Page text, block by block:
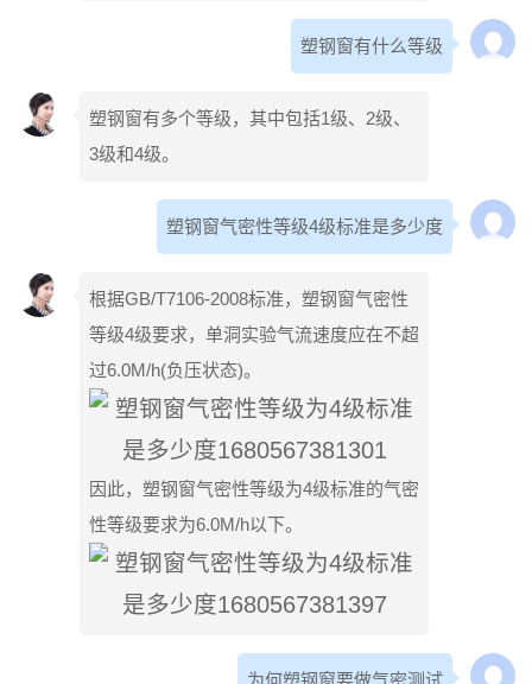
塑钢窗有什么等级
塑钢窗有多个等级，其中包括1级、2级、
3级和4级。
塑钢窗气密性等级4级标准是多少度
根据GB/T7106-2008标准，塑钢窗气密性
等级4级要求，单洞实验气流速度应在不超
过6.0M/h(负压状态)。
因此，塑钢窗气密性等级为4级标准的气密
性等级要求为6.0M/h以下。
为何塑钢窗要做气密测试